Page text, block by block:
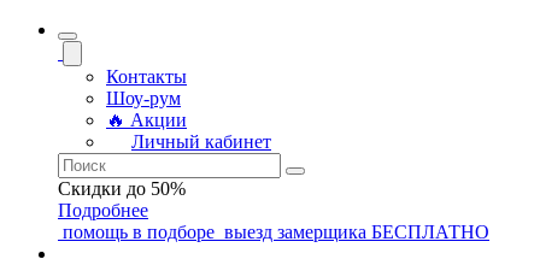
Контакты
Шоу-рум
🔥 Акции
Личный кабинет
Скидки до 50%
Подробнее
помощь в подборе выезд замерщика БЕСПЛАТНО